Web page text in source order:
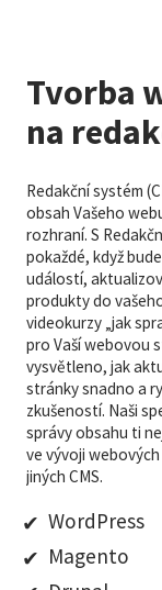
Tvorba
na
Redakční systém
obsah Vašeho
rozhraní. S
pokaždé, když
událostí,
produkty do
videokurzy „jak
pro Vaší webovou
vysvětleno, jak
stránky snadno a
zkušeností. Naši
správy obsahu ti
ve vývoji
jiných CMS.
WordPress
Magento